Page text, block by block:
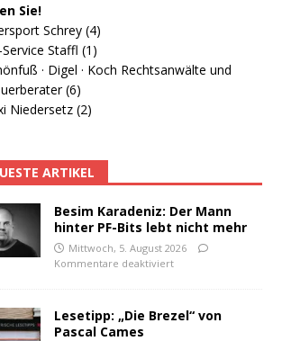
Sie!
Schrey (4)
Service Staffl (1)
· Digel · Koch Rechtsanwälte und
(6)
Niedersetz (2)
ARTIKEL
Besim Karadeniz: Der Mann
hinter PF-Bits lebt nicht mehr
Mittwoch, 5. August 2026
Kommentare deaktiviert
Lesetipp: „Die Brezel“ von
Pascal Cames